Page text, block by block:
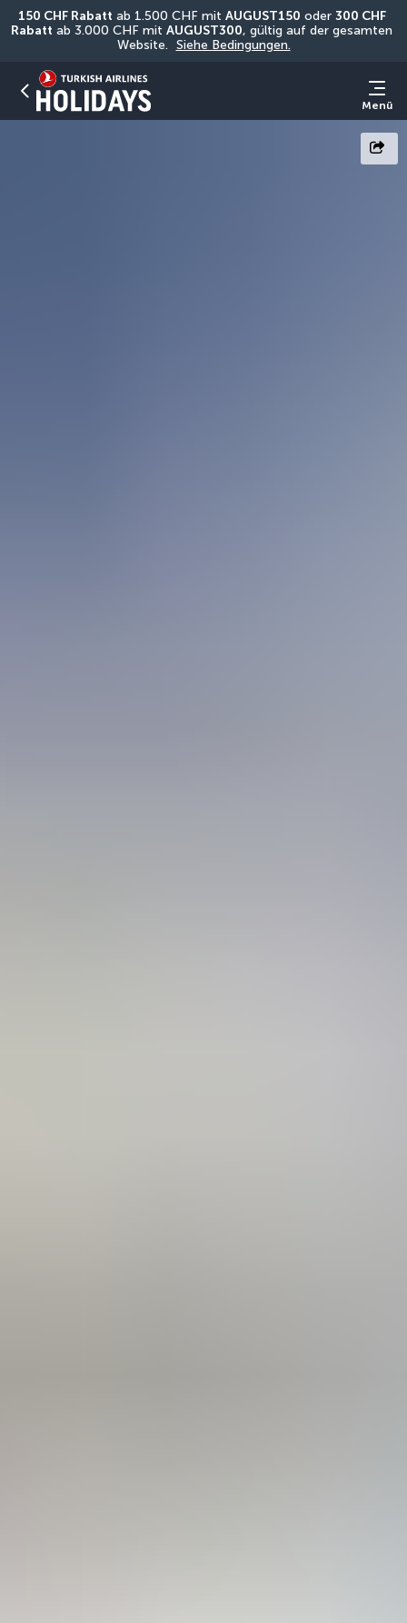
150 CHF Rabatt ab 1.500 CHF mit AUGUST150 oder 300 CHF
Rabatt ab 3.000 CHF mit AUGUST300, gültig auf der gesamten
Website. Siehe Bedingungen.
Menü